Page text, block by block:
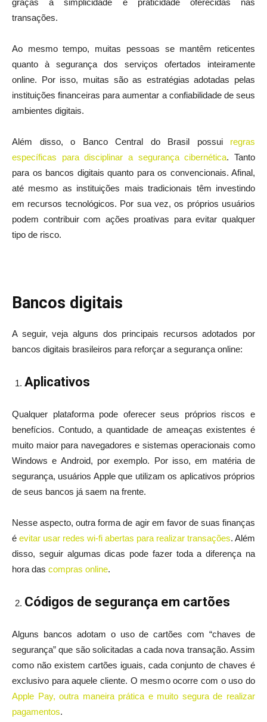
transações.
Ao mesmo tempo, muitas pessoas se mantêm reticentes
quanto à segurança dos serviços ofertados inteiramente
online. Por isso, muitas são as estratégias adotadas pelas
instituições financeiras para aumentar a confiabilidade de seus
ambientes digitais.
Além disso, o Banco Central do Brasil possui regras
específicas para disciplinar a segurança cibernética. Tanto
para os bancos digitais quanto para os convencionais. Afinal,
até mesmo as instituições mais tradicionais têm investindo
em recursos tecnológicos. Por sua vez, os próprios usuários
podem contribuir com ações proativas para evitar qualquer
tipo de risco.
Bancos digitais
A seguir, veja alguns dos principais recursos adotados por
bancos digitais brasileiros para reforçar a segurança online:
Aplicativos
Qualquer plataforma pode oferecer seus próprios riscos e
benefícios. Contudo, a quantidade de ameaças existentes é
muito maior para navegadores e sistemas operacionais como
Windows e Android, por exemplo. Por isso, em matéria de
segurança, usuários Apple que utilizam os aplicativos próprios
de seus bancos já saem na frente.
Nesse aspecto, outra forma de agir em favor de suas finanças
é evitar usar redes wi-fi abertas para realizar transações. Além
disso, seguir algumas dicas pode fazer toda a diferença na
hora das compras online.
Códigos de segurança em cartões
Alguns bancos adotam o uso de cartões com “chaves de
segurança” que são solicitadas a cada nova transação. Assim
como não existem cartões iguais, cada conjunto de chaves é
exclusivo para aquele cliente. O mesmo ocorre com o uso do
Apple Pay, outra maneira prática e muito segura de realizar
pagamentos.